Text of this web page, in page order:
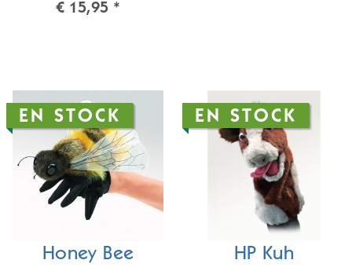
€ 15,95 *
EN STOCK
Honey Bee
EN STOCK
HP Kuh